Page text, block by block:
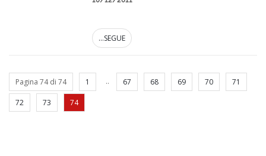
...SEGUE
Pagina 74 di 74 1 .. 67 68 69 70 71
72 73 74